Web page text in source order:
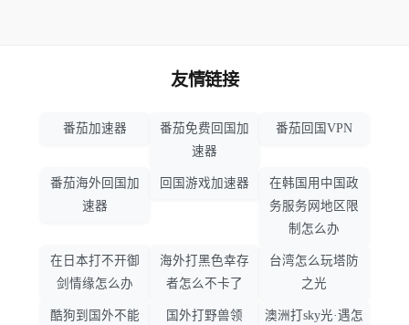
友情链接
番茄加速器
番茄免费回国加
速器
番茄回国VPN
番茄海外回国加
速器
回国游戏加速器
在韩国用中国政
务服务网地区限
制怎么办
在日本打不开御
剑情缘怎么办
海外打黑色幸存
者怎么不卡了
台湾怎么玩塔防
之光
酷狗到国外不能 国外打野兽领 澳洲打sky光·遇怎